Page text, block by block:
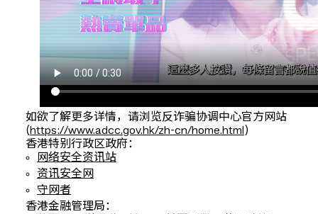
如欲了解更多详情，请浏览反诈骗协调中心官方网站
(https://www.adcc.gov.hk/zh-cn/home.html )
香港特别行政区政府：
网络安全资讯站
资讯安全网
守网者
香港金融管理局：